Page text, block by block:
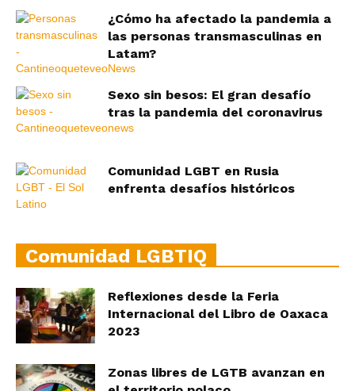
¿Cómo ha afectado la pandemia a
las personas transmasculinas en
Latam?
Sexo sin besos: El gran desafío
tras la pandemia del coronavirus
Comunidad LGBT en Rusia
enfrenta desafíos históricos
Comunidad LGBTIQ
Reflexiones desde la Feria
Internacional del Libro de Oaxaca
2023
Zonas libres de LGTB avanzan en